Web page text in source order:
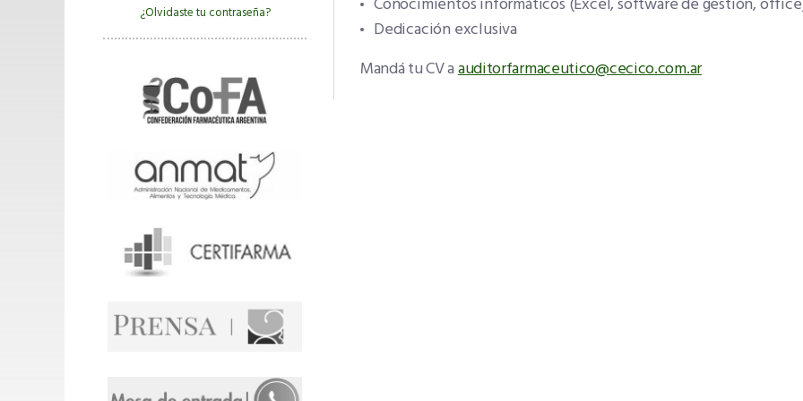
¿Olvidaste tu contraseña?
Conocimientos informáticos (Excel, software de gestión,
Dedicación exclusiva
Mandá tu CV aauditorfarmaceutico@cecico.com.ar